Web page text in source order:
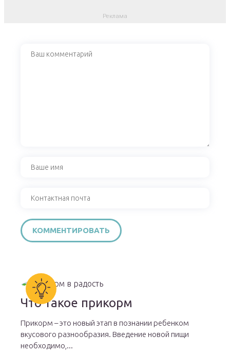
Что такое прикорм
Прикорм – это новый этап в познании ребенком
вкусового разнообразия. Введение новой пищи
необходимо,...